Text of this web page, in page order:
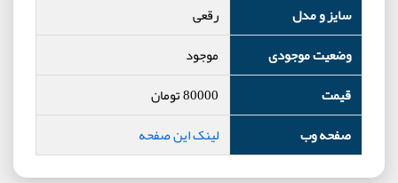
سایز و مدل
رقعی
وضعیت موجودی
موجود
قیمت
80000تومان
صفحه وب
لینک این صفحه